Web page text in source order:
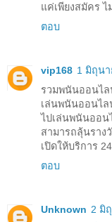
แค่เพียงสมัคร ไ
ตอบ
vip168 1 มิถุนา
รวมพนันออนไล
เล่นพนันออนไ
ไปเล่นพนันออน
สามารถลุ้นราง
เปิดให้บริการ
ตอบ
Unknown 2 มิ